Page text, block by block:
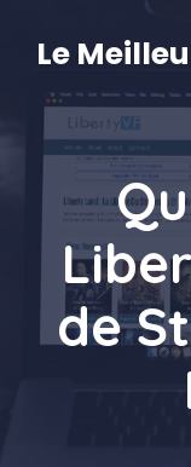
contenu
Le
de